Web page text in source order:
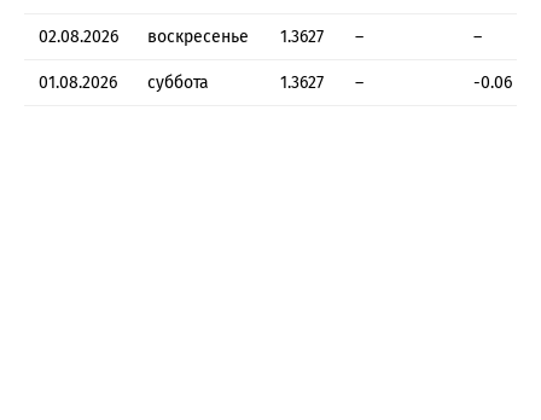
02.08.2026 воскресенье 1.3627 – –
01.08.2026 суббота 1.3627 – -0.06 %